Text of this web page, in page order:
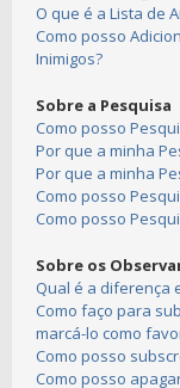
O que é a Lista de
Como posso
Inimigos?
Sobre a Pesquisa
Como posso
Por que a minha
Por que a minha
Como posso
Como posso
Sobre os
Qual é a diferença
Como faço para
marcá-lo como
Como posso
Como posso